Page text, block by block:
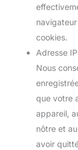
cookies.
Adresse
Nous
que votre
appareil,
nôtre et
avoir